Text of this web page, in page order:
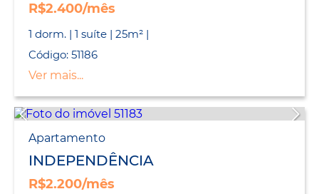
R$2.400/mês
1 dorm. | 1 suíte | 25m² |
Código: 51186
Ver mais...
Apartamento
INDEPENDÊNCIA
R$2.200/mês